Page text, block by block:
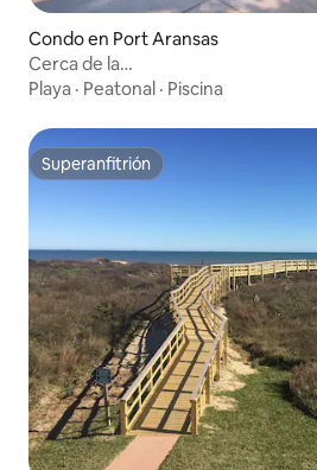
Condo en Port Aransas
Cerca de la
Playa · Peatonal · Piscina
Superanfitrión
Superanfitrión